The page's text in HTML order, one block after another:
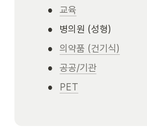
• 교육
• 병의원 (성형)
• 의약품 (건기식)
• 공공/기관
• PET